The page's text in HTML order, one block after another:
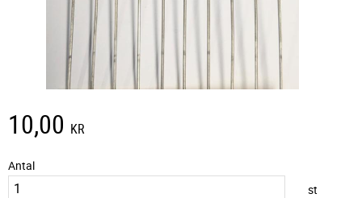
10,00 KR
Antal
st